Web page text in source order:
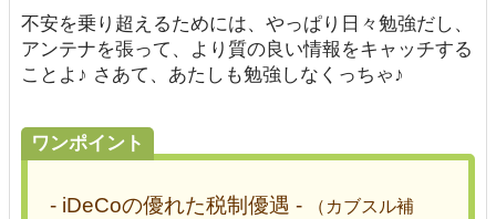
不安を乗り超えるためには、やっぱり日々勉強だし、
アンテナを張って、より質の良い情報をキャッチする
ことよ♪ さあて、あたしも勉強しなくっちゃ♪
ワンポイント
- iDeCoの優れた税制優遇 -
（カブスル補